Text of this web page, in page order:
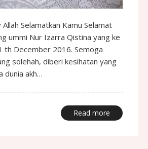
Selamatkan Kamu Selamat
ummi Nur Izarra Qistina yang ke
th December 2016. Semoga
solehah, diberi kesihatan yang
dunia akh…
Read more